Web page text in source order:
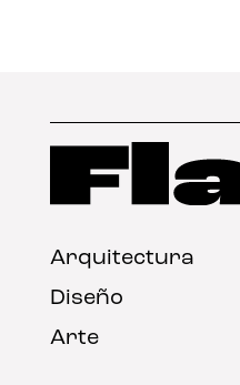
Arquitectura
Diseño
Arte